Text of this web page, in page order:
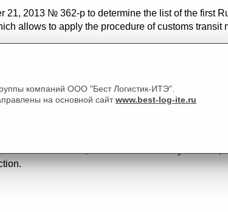
21, 2013 № 362-p to determine the list of the first
allows to apply the procedure of customs transit
new checkpoint "Shebekino"
of 14 hectares, has 10 lanes on entry and exit,
компаний ООО "Бест Логистик-ИТЭ".
на основной сайтwww.best-log-ite.ru